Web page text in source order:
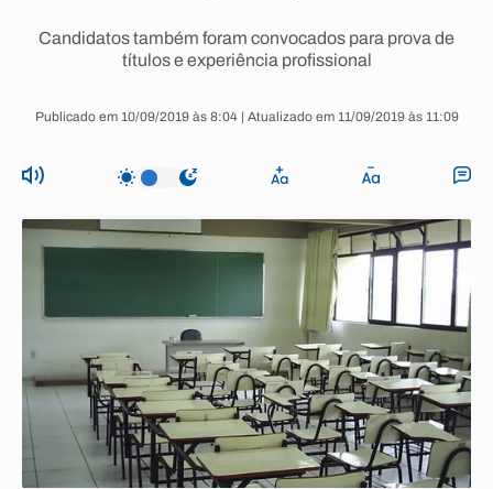
Candidatos também foram convocados para prova de
títulos e experiência profissional
Publicado em 10/09/2019 às 8:04 | Atualizado em 11/09/2019 às 11:09